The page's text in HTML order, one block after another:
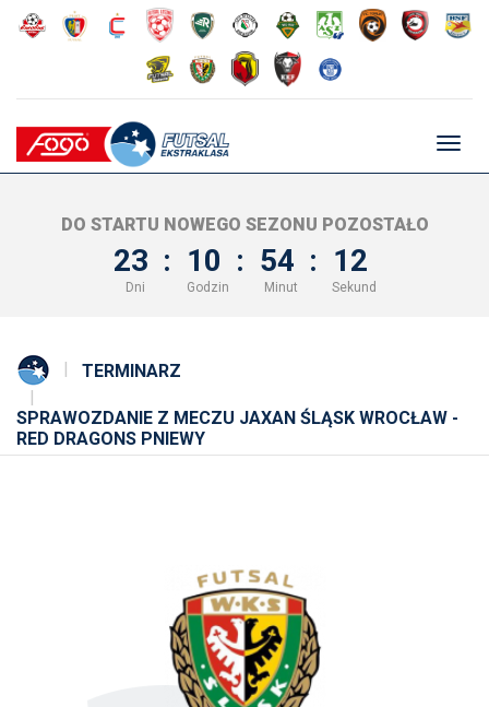
DO STARTU NOWEGO SEZONU POZOSTAŁO
23 : 10 : 54 : 12
Dni Godzin Minut Sekund
TERMINARZ
SPRAWOZDANIE Z MECZU JAXAN ŚLĄSK WROCŁAW -
RED DRAGONS PNIEWY